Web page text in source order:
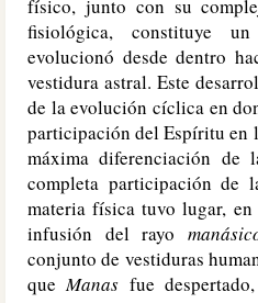
físico, junto con su
fisiológica, constituye un
evolucionó desde dentro
vestidura astral. Este
de la evolución cíclica en
participación del Espíritu en
máxima diferenciación de
completa participación de
materia física tuvo lugar,
infusión del rayo
conjunto de vestiduras
queManas fue